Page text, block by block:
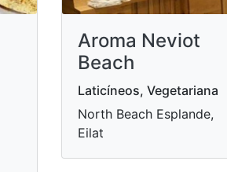
Aroma Neviot
Beach
Laticíneos, Vegetariana
North Beach Esplande,
Eilat